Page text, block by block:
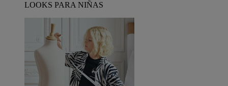
LOOKS PARA NIÑAS